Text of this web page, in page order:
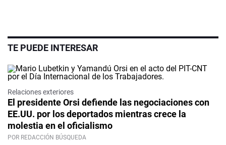
TE PUEDE INTERESAR
Relaciones exteriores
El presidente Orsi defiende las negociaciones con
EE.UU. por los deportados mientras crece la
molestia en el oficialismo
POR REDACCIÓN BÚSQUEDA